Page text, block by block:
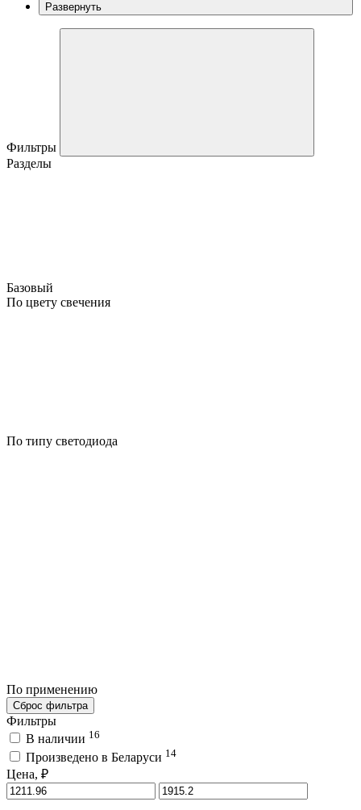
Развернуть
Фильтры
Разделы
Базовый
По цвету свечения
По типу светодиода
По применению
Сброс фильтра
Фильтры
В наличии 16
Произведено в Беларуси 14
Цена, ₽